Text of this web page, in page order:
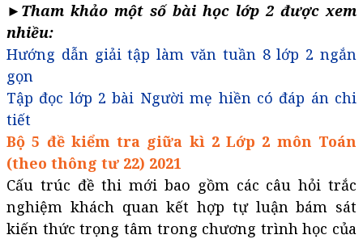
►Tham khảo một số bài học lớp 2 được xem
nhiều:
Hướng dẫn giải tập làm văn tuần 8 lớp 2 ngắn
gọn
Tập đọc lớp 2 bài Người mẹ hiền có đáp án chi
tiết
Bộ 5 đề kiểm tra giữa kì 2 Lớp 2 môn Toán
(theo thông tư 22) 2021
Cấu trúc đề thi mới bao gồm các câu hỏi trắc
nghiệm khách quan kết hợp tự luận bám sát
kiến thức trọng tâm trong chương trình học của